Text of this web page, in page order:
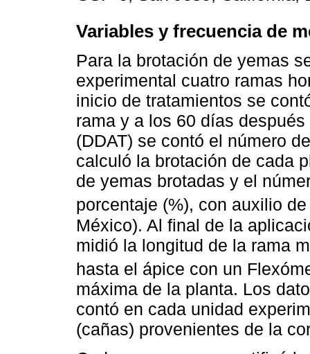
Variables y frecuencia de
Para la brotación de yemas
experimental cuatro ramas
inicio de tratamientos se
rama y a los 60 días
(DDAT) se contó el número
calculó la brotación de cada
de yemas brotadas y el
porcentaje (%), con auxilio
México). Al final de la
midió la longitud de la rama
hasta el ápice con un
máxima de la planta. Los
contó en cada unidad
(cañas) provenientes de la